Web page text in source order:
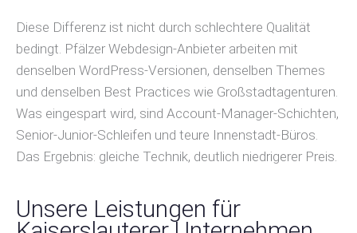
Diese Differenz ist nicht durch schlechtere Qualität
bedingt. Pfälzer Webdesign-Anbieter arbeiten mit
denselben WordPress-Versionen, denselben Themes
und denselben Best Practices wie Großstadtagenturen.
Was eingespart wird, sind Account-Manager-Schichten,
Senior-Junior-Schleifen und teure Innenstadt-Büros.
Das Ergebnis: gleiche Technik, deutlich niedrigerer Preis.
Unsere Leistungen für